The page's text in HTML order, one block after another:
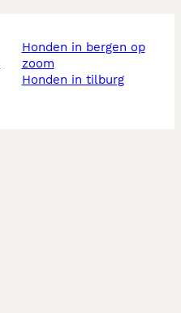
honden in bergen op
zoom
honden in tilburg